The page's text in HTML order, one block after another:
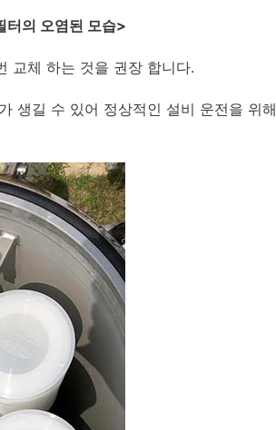
터의 오염된 모습>
교체 하는 것을 권장 합니다.
생길 수 있어 정상적인 설비 운전을 위해